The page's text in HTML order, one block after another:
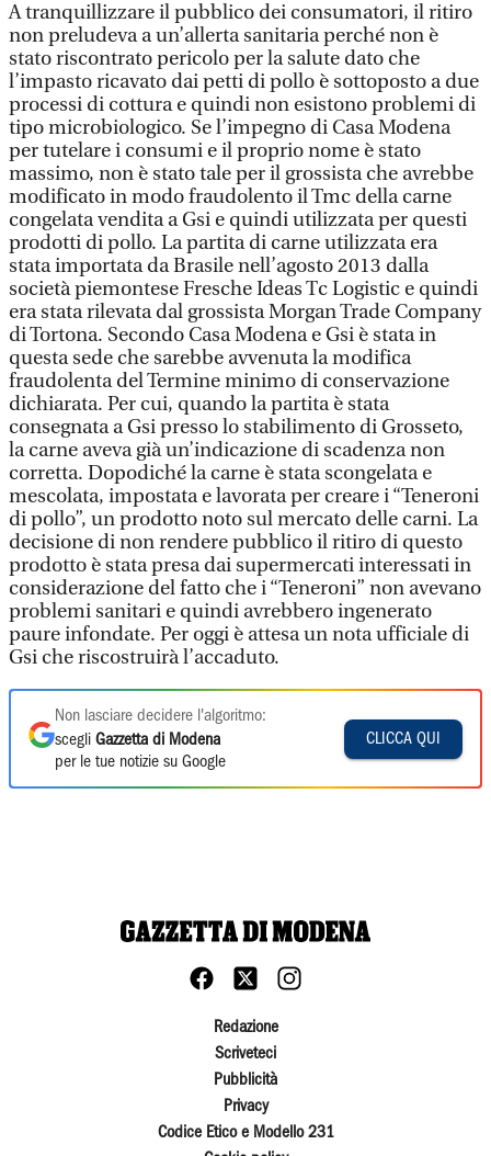
A tranquillizzare il pubblico dei consumatori, il ritiro
non preludeva a un’allerta sanitaria perché non è
stato riscontrato pericolo per la salute dato che
l’impasto ricavato dai petti di pollo è sottoposto a due
processi di cottura e quindi non esistono problemi di
tipo microbiologico. Se l’impegno di Casa Modena
per tutelare i consumi e il proprio nome è stato
massimo, non è stato tale per il grossista che avrebbe
modificato in modo fraudolento il Tmc della carne
congelata vendita a Gsi e quindi utilizzata per questi
prodotti di pollo. La partita di carne utilizzata era
stata importata da Brasile nell’agosto 2013 dalla
società piemontese Fresche Ideas Tc Logistic e quindi
era stata rilevata dal grossista Morgan Trade Company
di Tortona. Secondo Casa Modena e Gsi è stata in
questa sede che sarebbe avvenuta la modifica
fraudolenta del Termine minimo di conservazione
dichiarata. Per cui, quando la partita è stata
consegnata a Gsi presso lo stabilimento di Grosseto,
la carne aveva già un’indicazione di scadenza non
corretta. Dopodiché la carne è stata scongelata e
mescolata, impostata e lavorata per creare i “Teneroni
di pollo”, un prodotto noto sul mercato delle carni. La
decisione di non rendere pubblico il ritiro di questo
prodotto è stata presa dai supermercati interessati in
considerazione del fatto che i “Teneroni” non avevano
problemi sanitari e quindi avrebbero ingenerato
paure infondate. Per oggi è attesa un nota ufficiale di
Gsi che riscostruirà l’accaduto.
Non lasciare decidere l'algoritmo:
scegli Gazzetta di Modena
per le tue notizie su Google
CLICCA QUI
Redazione
Scriveteci
Pubblicità
Privacy
Codice Etico e Modello 231